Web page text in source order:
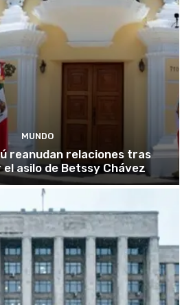
MUNDO
reanudan relaciones tras
asilo de Betssy Chávez